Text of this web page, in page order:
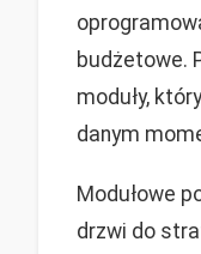
budżetowe.
moduły,
danym
Modułowe
drzwi do